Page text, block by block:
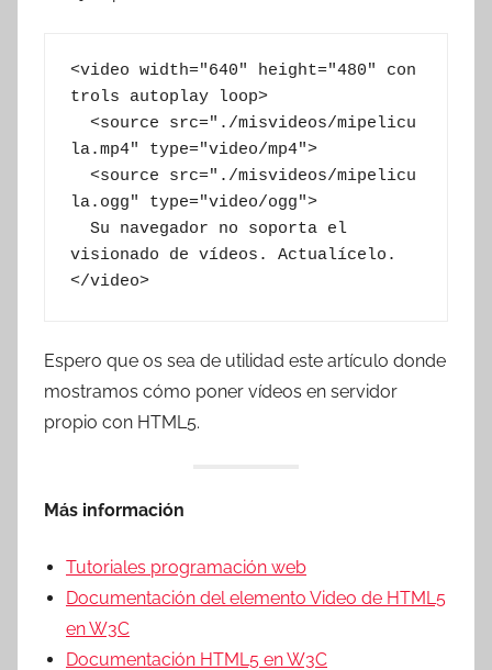
<video width="640" height="480" con
trols autoplay loop>
<source src="./misvideos/mipelicu
la.mp4" type="video/mp4">
<source src="./misvideos/mipelicu
la.ogg" type="video/ogg">
visionado de vídeos. Actualícelo.
</video>
Espero que os sea de utilidad este artículo donde
mostramos cómo poner vídeos en servidor
propio con HTML5.
Más información
Tutoriales programación web
Documentación del elemento Video de HTML5
en W3C
Documentación HTML5 en W3C